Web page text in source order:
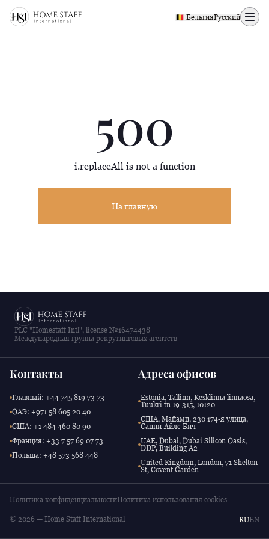
500 page
🇧🇪 БельгияРусский
500
i.replaceAll is not a function
На главную
PLC "Homestaff Intl", license №16474438
Международная группа рекрутинговых агентств
Контакты
Главный: +44 745 819 73 73
ОАЭ: +971 58 605 20 40
США: +1 484 460 80 90
Франция: +33 7 57 69 07 73
Польша: +48 573 568 448
Адреса офисов
Estonia, Tallinn, Kesklinna linnaosa,
Tuukri tn 19-315, 10120
США, Майами, 230 174-я улица,
Санни-Айлс-Бич
UAE, Dubai, Dubai Silicon Oasis,
DDP, Building A2
United Kingdom, London, 71 Shelton
St, Covent Garden
Политика конфиденциальностиПолитика использования cookies
© 2026 — Home Staff International RUEN